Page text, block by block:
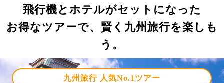
飛行機とホテルがセットになった
お得なツアーで、賢く九州旅行を楽しも
う。
九州旅行 人気No.1ツアー